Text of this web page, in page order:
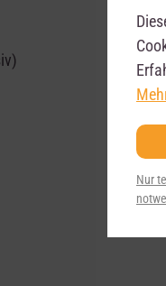
Nur